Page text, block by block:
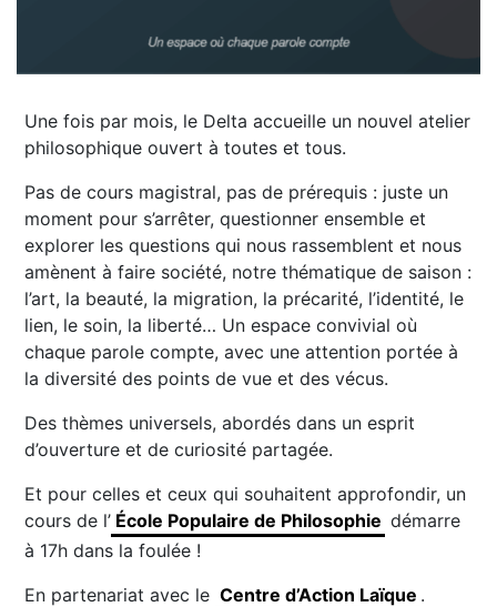
Une fois par mois, le Delta accueille un nouvel atelier
philosophique ouvert à toutes et tous.
Pas de cours magistral, pas de prérequis : juste un
moment pour s’arrêter, questionner ensemble et
explorer les questions qui nous rassemblent et nous
amènent à faire société, notre thématique de saison :
l’art, la beauté, la migration, la précarité, l’identité, le
lien, le soin, la liberté… Un espace convivial où
chaque parole compte, avec une attention portée à
la diversité des points de vue et des vécus.
Des thèmes universels, abordés dans un esprit
d’ouverture et de curiosité partagée.
Et pour celles et ceux qui souhaitent approfondir, un
cours de l’ École Populaire de Philosophie démarre
à 17h dans la foulée !
En partenariat avec le Centre d’Action Laïque .